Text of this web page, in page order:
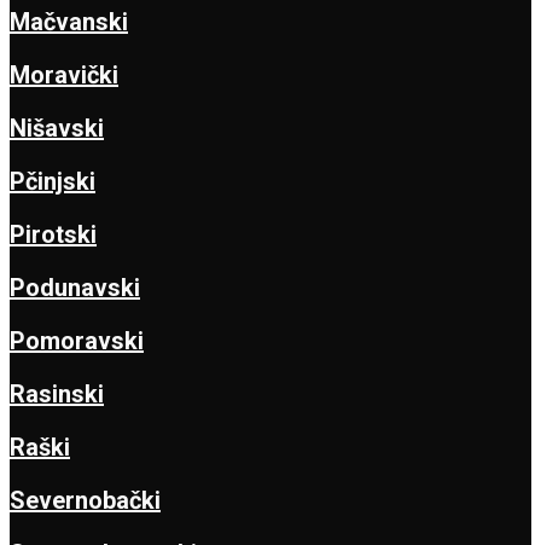
Mačvanski
Moravički
Nišavski
Pčinjski
Pirotski
Podunavski
Pomoravski
Rasinski
Raški
Severnobački